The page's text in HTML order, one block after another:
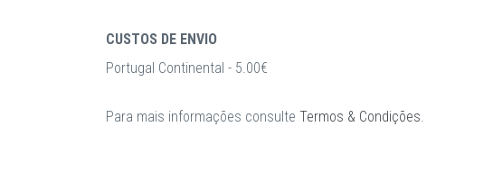
CUSTOS DE ENVIO
Portugal Continental - 5.00€
Para mais informações consulte Termos & Condições.